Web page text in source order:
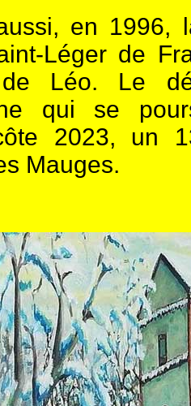
en 1996,
Léger de
Léo. Le
qui se
2023, un
Mauges.